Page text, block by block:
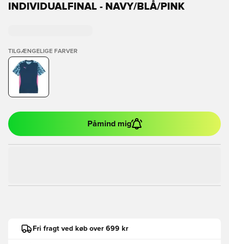
INDIVIDUALFINAL - NAVY/BLÅ/PINK
TILGÆNGELIGE FARVER
Påmind mig
Fri fragt ved køb over 699 kr